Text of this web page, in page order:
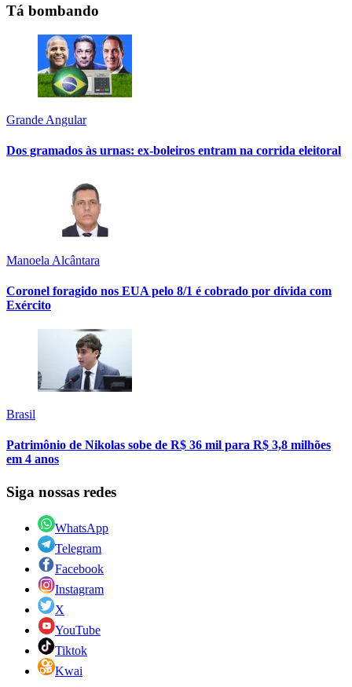
Tá bombando
Grande Angular
Dos gramados às urnas: ex-boleiros entram na corrida eleitoral
Manoela Alcântara
Coronel foragido nos EUA pelo 8/1 é cobrado por dívida com
Exército
Brasil
Patrimônio de Nikolas sobe de R$ 36 mil para R$ 3,8 milhões
em 4 anos
Siga nossas redes
WhatsApp
Telegram
Facebook
Instagram
X
YouTube
Tiktok
Kwai